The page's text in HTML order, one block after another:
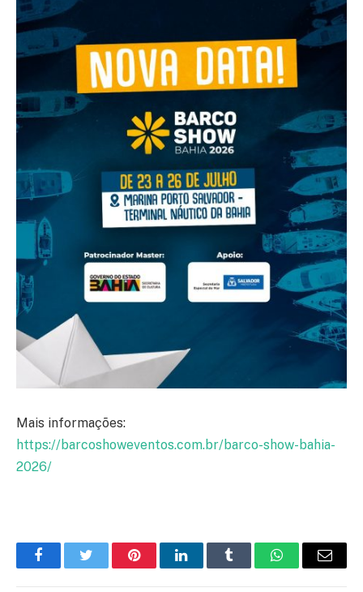
Mais informações:
https://barcoshoweventos.com.br/barco-show-bahia-
2026/
FacebookTwitter PinterestLinkedInTumblr WhatsApp
E-